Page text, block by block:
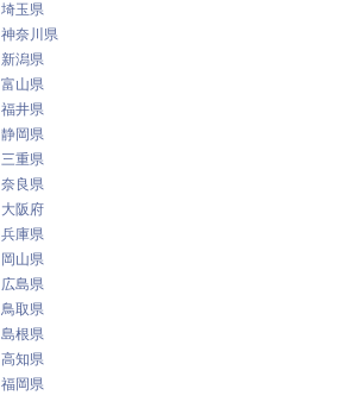
埼玉県
神奈川県
新潟県
富山県
福井県
静岡県
三重県
奈良県
大阪府
兵庫県
岡山県
広島県
鳥取県
島根県
高知県
福岡県